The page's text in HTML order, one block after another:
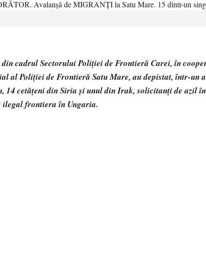
cadrul Sectorului Poliției de Frontieră Carei, în
al Poliției de Frontieră Satu Mare, au depistat, într-un
14 cetățeni din Siria și unul din Irak, solicitanţi de azil
ilegal frontiera în Ungaria.